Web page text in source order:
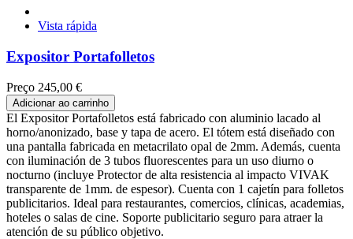
Vista rápida
Expositor Portafolletos
Preço 245,00 €
Adicionar ao carrinho
El Expositor Portafolletos está fabricado con aluminio lacado al
horno/anonizado, base y tapa de acero. El tótem está diseñado con
una pantalla fabricada en metacrilato opal de 2mm. Además, cuenta
con iluminación de 3 tubos fluorescentes para un uso diurno o
nocturno (incluye Protector de alta resistencia al impacto VIVAK
transparente de 1mm. de espesor). Cuenta con 1 cajetín para folletos
publicitarios. Ideal para restaurantes, comercios, clínicas, academias,
hoteles o salas de cine. Soporte publicitario seguro para atraer la
atención de su público objetivo.